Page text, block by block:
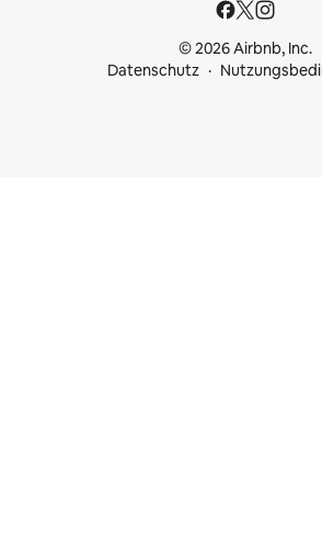
© 2026 Airbnb, Inc.
Datenschutz